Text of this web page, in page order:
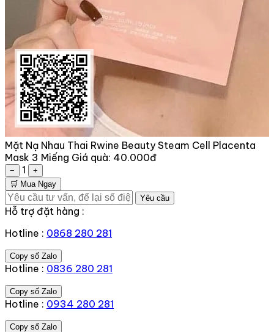
Mặt Nạ Nhau Thai Rwine Beauty Steam Cell Placenta
Mask 3 Miếng Giá quà: 40.000đ
− 1
+
🛒 Mua Ngay
Yêu cầu
Hỗ trợ đặt hàng :
Hotline : 0868 280 281
Copy số Zalo
Hotline : 0836 280 281
Copy số Zalo
Hotline : 0934 280 281
Copy số Zalo